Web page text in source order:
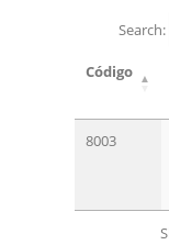
Search:
Código
8003